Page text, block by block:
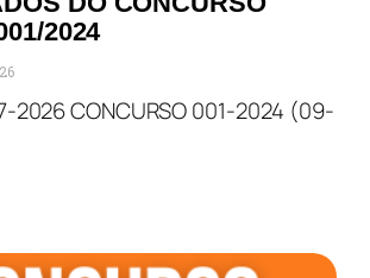
2024
2026 CONCURSO 001-2024 (09-